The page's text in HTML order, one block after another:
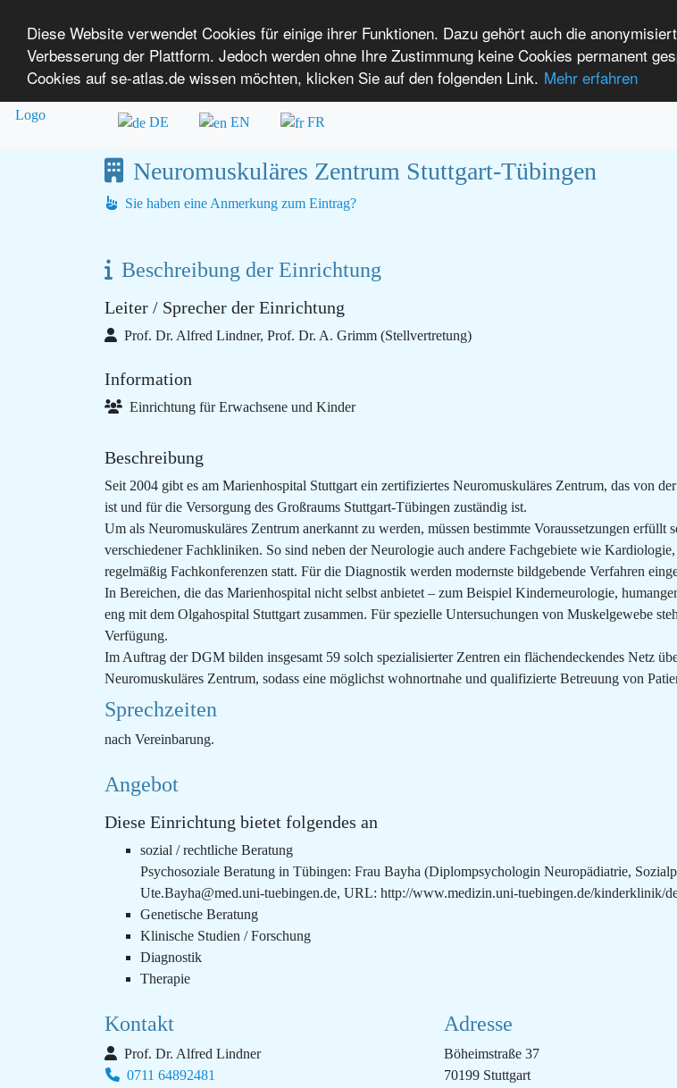
Diese Website verwendet Cookies für einige ihrer Funktionen. Dazu gehört auch die
Verbesserung der Plattform. Jedoch werden ohne Ihre Zustimmung keine Cookies permanent
Cookies auf se-atlas.de wissen möchten, klicken Sie auf den folgenden Link. Mehr erfahren
SE-ATLAS
Versorgungsatlas für Menschen mit seltenen Erkrankungen
Überblick über Einrichtungen Über uns Anmelden Leichte Sprache
DE EN FR
Neuromuskuläres Zentrum Stuttgart-Tübingen
Sie haben eine Anmerkung zum Eintrag?
Beschreibung der Einrichtung
Leiter / Sprecher der Einrichtung
Prof. Dr. Alfred Lindner, Prof. Dr. A. Grimm (Stellvertretung)
Information
Einrichtung für Erwachsene und Kinder
Beschreibung
Seit 2004 gibt es am Marienhospital Stuttgart ein zertifiziertes Neuromuskuläres Zentrum, das von
ist und für die Versorgung des Großraums Stuttgart-Tübingen zuständig ist.
Um als Neuromuskuläres Zentrum anerkannt zu werden, müssen bestimmte Voraussetzungen
verschiedener Fachkliniken. So sind neben der Neurologie auch andere Fachgebiete wie
regelmäßig Fachkonferenzen statt. Für die Diagnostik werden modernste bildgebende Verfahren
In Bereichen, die das Marienhospital nicht selbst anbietet – zum Beispiel Kinderneurologie,
eng mit dem Olgahospital Stuttgart zusammen. Für spezielle Untersuchungen von Muskelgewebe
Verfügung.
Im Auftrag der DGM bilden insgesamt 59 solch spezialisierter Zentren ein flächendeckendes Netz
Neuromuskuläres Zentrum, sodass eine möglichst wohnortnahe und qualifizierte Betreuung von
Sprechzeiten
nach Vereinbarung.
Angebot
Diese Einrichtung bietet folgendes an
sozial / rechtliche Beratung
Psychosoziale Beratung in Tübingen: Frau Bayha (Diplompsychologin Neuropädiatrie,
Ute.Bayha@med.uni-tuebingen.de, URL: http://www.medizin.uni-tuebingen.de/kinderklinik/
Genetische Beratung
Klinische Studien / Forschung
Diagnostik
Therapie
Kontakt
Prof. Dr. Alfred Lindner
0711 64892481
Adresse
Böheimstraße 37
70199 Stuttgart